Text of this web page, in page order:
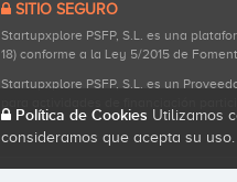
SITIO SEGURO
Startupxplore PSFP, S.L. es una
18) conforme a la Ley 5/2015 de
Startupxplore PSFP, S.L. es un
Política de Cookies Utilizamos
consideramos que acepta su uso.